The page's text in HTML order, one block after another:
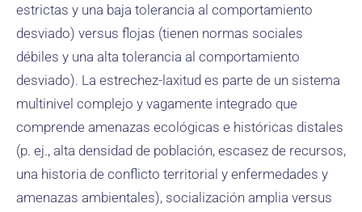
estrictas y una baja tolerancia al comportamiento
desviado) versus flojas (tienen normas sociales
débiles y una alta tolerancia al comportamiento
desviado). La estrechez-laxitud es parte de un sistema
multinivel complejo y vagamente integrado que
comprende amenazas ecológicas e históricas distales
(p. ej., alta densidad de población, escasez de recursos,
una historia de conflicto territorial y enfermedades y
amenazas ambientales), socialización amplia versus